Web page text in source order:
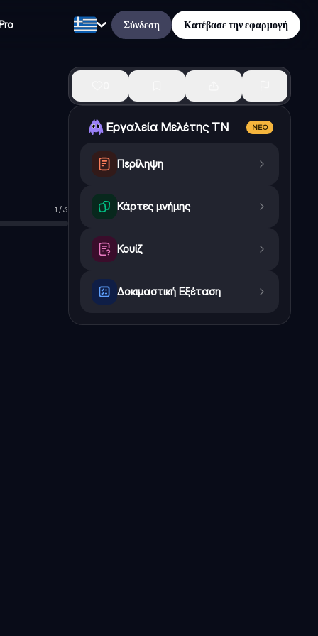
Σύνδεση Κατέβασε την εφαρμογή
1/3
ή αρυλικές ομάδες
Εργαλεία Μελέτης ΤΝ ΝΈΟ
Περίληψη
Κάρτες μνήμης
Κουίζ
Δοκιμαστική Εξέταση